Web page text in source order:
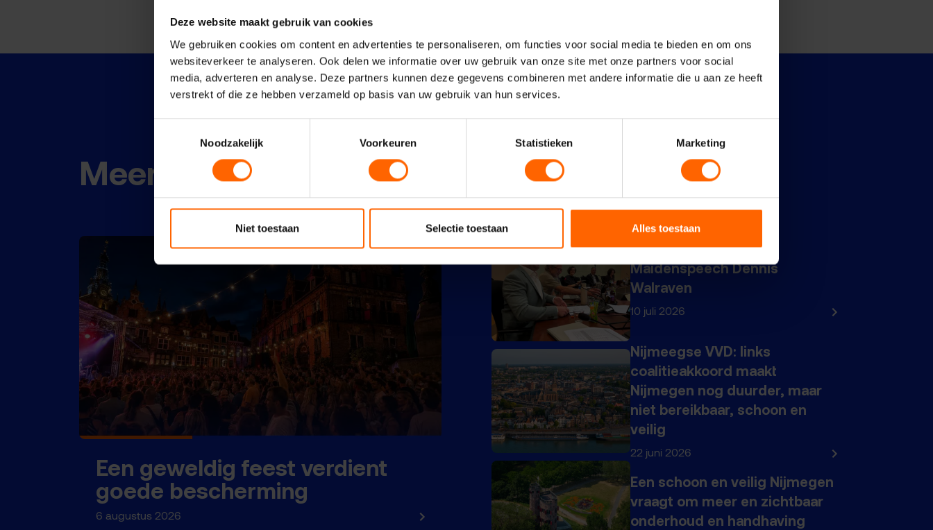
Deze website maakt gebruik van cookies
We gebruiken cookies om content en advertenties te personaliseren, om functies voor social media te bieden en om ons
websiteverkeer te analyseren. Ook delen we informatie over uw gebruik van onze site met onze partners voor social
media, adverteren en analyse. Deze partners kunnen deze gegevens combineren met andere informatie die u aan ze heeft
verstrekt of die ze hebben verzameld op basis van uw gebruik van hun services.
Noodzakelijk
Voorkeuren Statistieken Marketing
Niet toestaan Selectie toestaan Alles toestaan
Meer nieuws
Een geweldig feest verdient
goede bescherming
6 augustus 2026
Maidenspeech Dennis
Walraven
10 juli 2026
Nijmeegse VVD: links
coalitieakkoord maakt
Nijmegen nog duurder, maar
niet bereikbaar, schoon en
veilig
22 juni 2026
Een schoon en veilig Nijmegen
vraagt om meer en zichtbaar
onderhoud en handhaving